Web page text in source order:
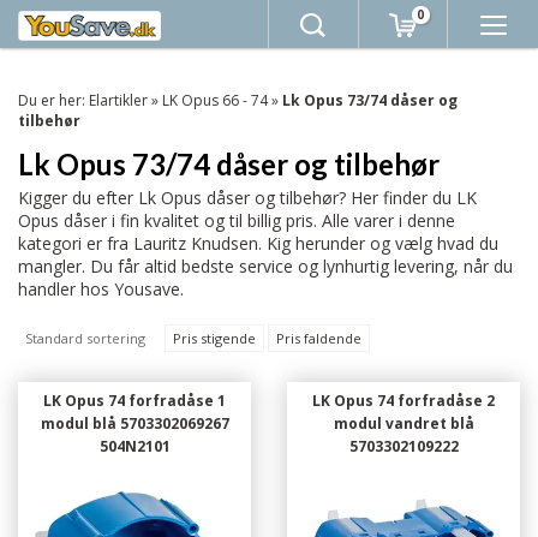
0
Du er her: Elartikler» LK Opus 66 - 74» Lk Opus 73/74 dåser og
tilbehør
Lk Opus 73/74 dåser og tilbehør
Kigger du efter Lk Opus dåser og tilbehør? Her finder du LK
Opus dåser i fin kvalitet og til billig pris. Alle varer i denne
kategori er fra Lauritz Knudsen. Kig herunder og vælg hvad du
mangler. Du får altid bedste service og lynhurtig levering, når du
handler hos Yousave.
Standard sortering Pris stigende Pris faldende
LK Opus 74 forfradåse 1
modul blå 5703302069267
504N2101
LK Opus 74 forfradåse 2
modul vandret blå
5703302109222